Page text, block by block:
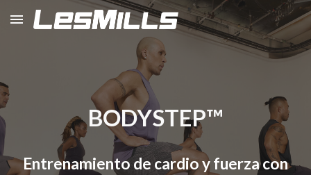
Skip to main content Skip to navigation
BODYSTEP™
Entrenamiento de cardio y fuerza con